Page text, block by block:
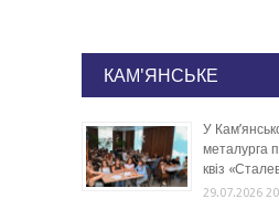
КАМ'ЯНСЬКЕ
У
металурга
квіз
29.07.2026